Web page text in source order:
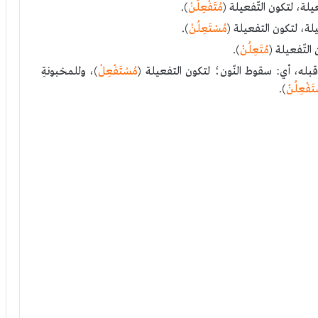
لتكون التّفعيلة (مُتَفْعِلُنْ).
لتكون التفعيلة (مُسْتَعِلُنْ).
التّفعيلة (مُتَعِلُنْ).
أي: سقوط النّون؛ لتكون التفعيلة (مُسْتَفْعِلْ)، وللمخبونةِ
).